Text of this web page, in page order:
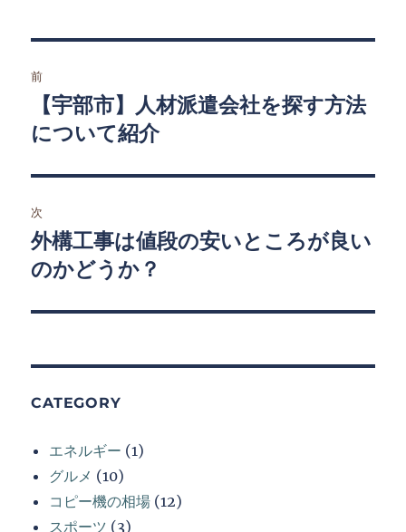
稿
ナ
ビ
ゲ
ー
ン
前
の
稿:
【宇部市】人材派遣会社を探す方法
について紹介
次
次
の
稿:
外構工事は値段の安いところが良い
のかどうか？
CATEGORY
エネルギー (1)
グルメ (10)
コピー機の相場 (12)
スポーツ (3)